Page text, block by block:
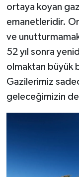
ortaya koyan
emanetleridir.
ve
52 yıl sonra
olmaktan büyük
Gazilerimiz
geleceğimizin